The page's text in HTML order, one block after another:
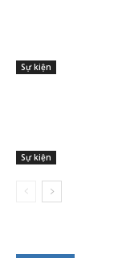
Sự kiện
Sự kiện